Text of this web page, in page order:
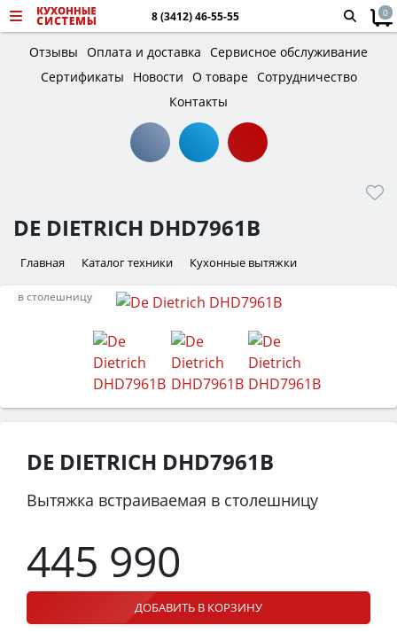
8 (3412) 46-55-55 0
Отзывы Оплата и доставка Сервисное обслуживание
Сертификаты
Новости О товаре Сотрудничество
Контакты
DE DIETRICH DHD7961B
Главная Каталог техники Кухонные вытяжки
в столешницу
DE DIETRICH DHD7961B
Вытяжка встраиваемая в столешницу
445 990
ДОБАВИТЬ В КОРЗИНУ